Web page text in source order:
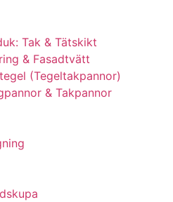
Tak & Tätskikt
& Fasadtvätt
(Tegeltakpannor)
& Takpannor